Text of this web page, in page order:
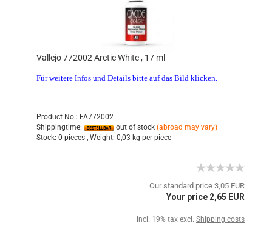
Vallejo 772002 Arctic White , 17 ml
Für weitere Infos und Details bitte auf das Bild klicken.
Product No.: FA772002
Shippingtime:
out of stock (abroad may vary)
Stock: 0 pieces , Weight: 0,03 kg per piece
Our standard price 3,05 EUR
Your price 2,65 EUR
incl. 19% tax excl. Shipping costs